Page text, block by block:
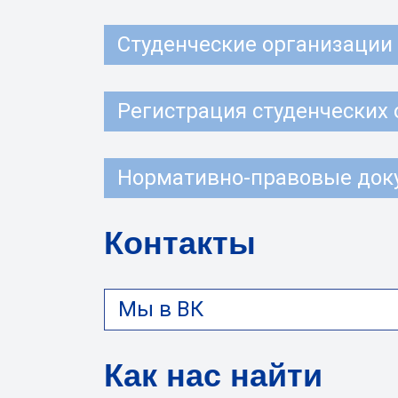
Студенческие организации
Регистрация
Нормативно-правовые
Контакты
Мы в ВК
Как нас найти